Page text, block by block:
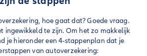
hoe gaat dat? Goede vraag.
ingewikkeld te zijn. Om het zo makkelijk
je hieronder een 4-stappenplan dat je
van autoverzekering: